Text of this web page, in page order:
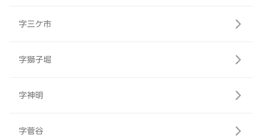
字三ケ市
字獅子堀
字神明
字菅谷